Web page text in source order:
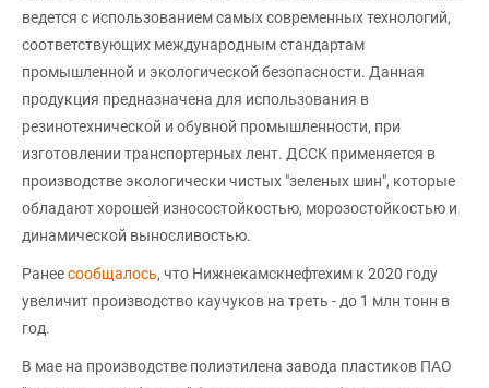
ведется с использованием самых современных технологий,
соответствующих международным стандартам
промышленной и экологической безопасности. Данная
продукция предназначена для использования в
резинотехнической и обувной промышленности, при
изготовлении транспортерных лент. ДССК применяется в
производстве экологически чистых "зеленых шин", которые
обладают хорошей износостойкостью, морозостойкостью и
динамической выносливостью.
Ранеесообщалось, что Нижнекамскнефтехим к 2020 году
увеличит производство каучуков на треть - до 1 млн тонн в
год.
В мае на производстве полиэтилена завода пластиков ПАО